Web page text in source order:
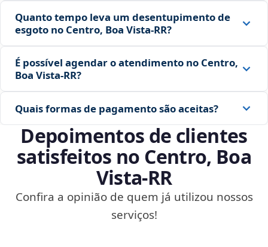
Quanto tempo leva um desentupimento de
esgoto no Centro, Boa Vista‑RR?
É possível agendar o atendimento no Centro,
Boa Vista‑RR?
Quais formas de pagamento são aceitas?
Depoimentos de clientes
satisfeitos no Centro, Boa
Vista‑RR
Confira a opinião de quem já utilizou nossos
serviços!